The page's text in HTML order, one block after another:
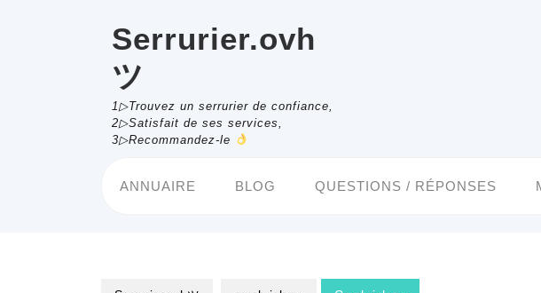
Serrurier.ovh
ツ
1▷Trouvez un serrurier de confiance,
2▷Satisfait de ses services,
3▷Recommandez-le
ANNUAIRE BLOG QUESTIONS / RÉPONSES